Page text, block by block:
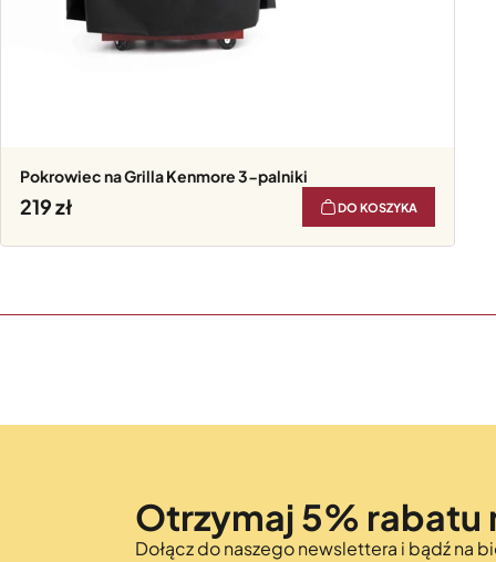
Pokrowiec na Grilla Kenmore 3-palniki
219 DO KOSZYKA
Otrzymaj 5% rabatu
Dołącz do naszego newslettera i bądź na